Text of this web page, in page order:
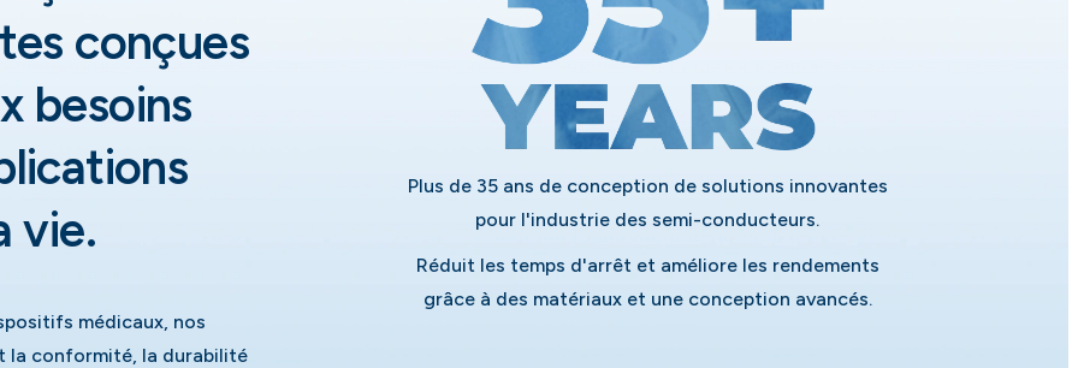
conçues
besoins
vie.
médicaux, nos
la conformité, la durabilité
Plus de 35 ans de conception de solutions innovantes
pour l'industrie des semi-conducteurs.
Réduit les temps d'arrêt et améliore les rendements
grâce à des matériaux et une conception avancés.